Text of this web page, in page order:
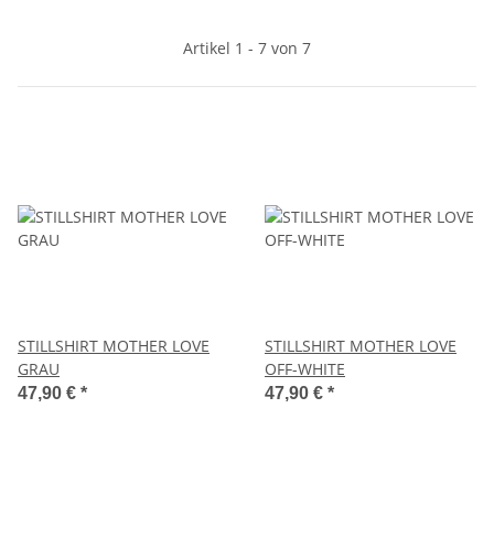
Artikel 1 - 7 von 7
STILLSHIRT MOTHER LOVE
GRAU
47,90 € *
STILLSHIRT MOTHER LOVE
OFF-WHITE
47,90 € *